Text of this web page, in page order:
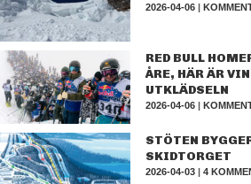
2026-04-06 |
RED BULL
ÅRE, HÄR ÄR
UTKLÄDSELN
2026-04-06 |
STÖTEN
SKIDTORGET
2026-04-03 |4